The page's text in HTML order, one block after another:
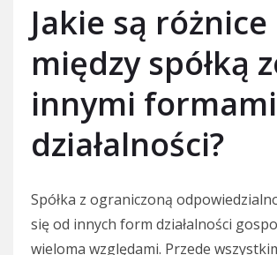
Jakie są różnice
między spółką
innymi formami
działalności?
Spółka z ograniczoną
się od innych form działalności
wieloma względami. Przede